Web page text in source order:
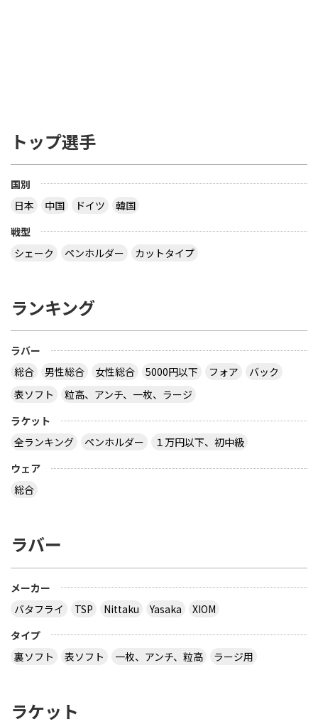
トップ選手
国別
日本
中国 ドイツ
韓国
戦型
シェーク
ペンホルダー カットタイプ
ランキング
ラバー
総合
男性総合 女性総合 5000円以下 フォア
バック
表ソフト
粒高、アンチ、一枚、ラージ
ラケット
全ランキング
ペンホルダー
１万円以下、初中級
ウェア
総合
ラバー
メーカー
バタフライ
TSP Nittaku Yasaka
XIOM
タイプ
裏ソフト
表ソフト 一枚、アンチ、粒高 ラージ用
ラケット